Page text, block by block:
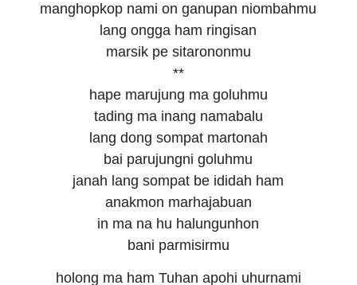
manghopkop nami on ganupan niombahmu
lang ongga ham ringisan
marsik pe sitarononmu
**
hape marujung ma goluhmu
tading ma inang namabalu
lang dong sompat martonah
bai parujungni goluhmu
janah lang sompat be ididah ham
anakmon marhajabuan
in ma na hu halungunhon
bani parmisirmu
holong ma ham Tuhan apohi uhurnami